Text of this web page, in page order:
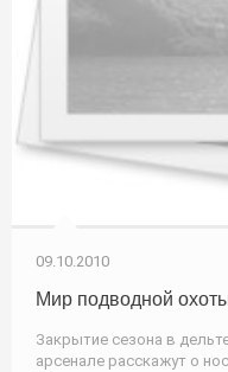
09.10.2010
Мир подводной
Закрытие сезона в
арсенале расскажут о